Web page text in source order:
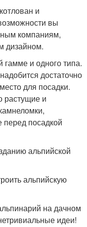
и
вы
компаниям,
дизайном.
и одного типа.
достаточно
для посадки.
растущие и
перед посадкой
альпийской
альпийскую
на дачном
идеи!